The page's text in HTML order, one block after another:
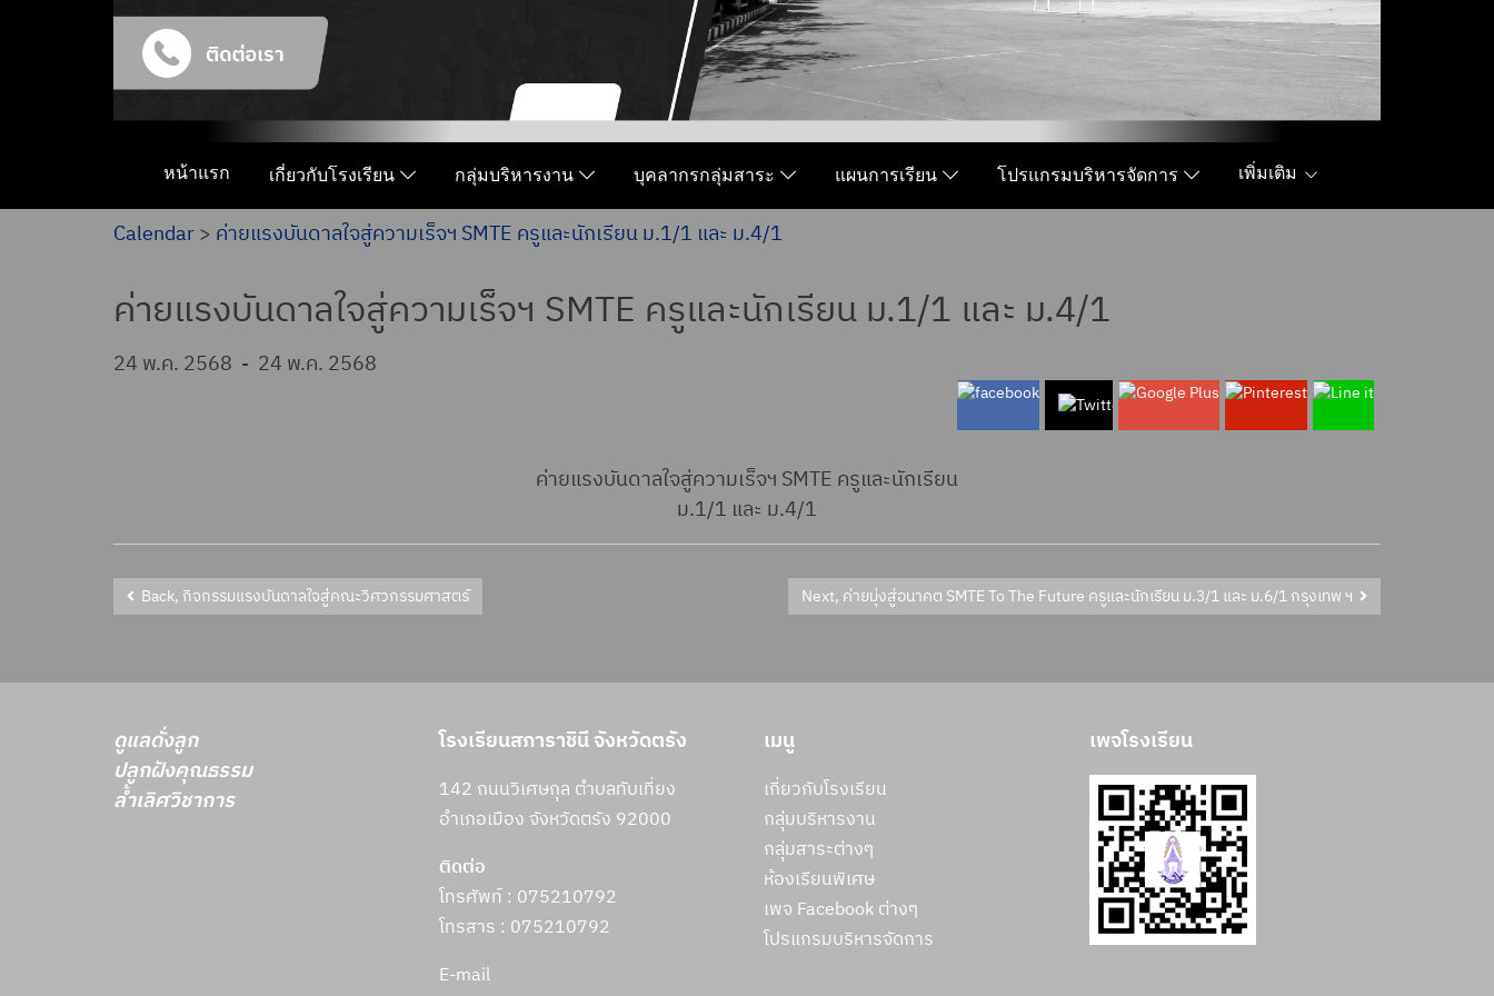
หน้าแรก เกี่ยวกับโรงเรียน กลุ่มบริหารงาน บุคลากรกลุ่มสาระ แผนการเรียน โปรแกรมบริหารจัดการ เพิ่มเติม
Calendar> ค่ายแรงบันดาลใจสู่ความเร็จฯ SMTE ครูและนักเรียน ม.1/1 และ ม.4/1
ค่ายแรงบันดาลใจสู่ความเร็จฯ SMTE ครูและนักเรียน ม.1/1 และ ม.4/1
24 พ.ค. 2568 - 24 พ.ค. 2568
ค่ายแรงบันดาลใจสู่ความเร็จฯ SMTE ครูและนักเรียน
ม.1/1 และ ม.4/1
Back, กิจกรรมแรงบันดาลใจสู่คณะวิศวกรรมศาสตร์ Next, ค่ายมุ่งสู่อนาคต SMTE To The Future ครูและนักเรียน ม.3/1 และ ม.6/1 กรุงเทพ ฯ
ดูแลดั่งลูก
ปลูกฝังคุณธรรม
ล้ำเลิศวิชาการ
โรงเรียนสภาราชินี จังหวัดตรัง
142 ถนนวิเศษกุล ตำบลทับเที่ยง
อำเภอเมือง จังหวัดตรัง 92000
ติดต่อ
โทรศัพท์ : 075210792
โทรสาร : 075210792
E-mail
เมนู
เกี่ยวกับโรงเรียน
กลุ่มบริหารงาน
กลุ่มสาระต่างๆ
ห้องเรียนพิเศษ
เพจ Facebook ต่างๆ
โปรแกรมบริหารจัดการ
เพจโรงเรียน